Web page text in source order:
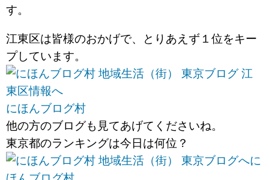
す。
江東区は皆様のおかげで、とりあえず１位をキー
プしています。
にほんブログ村
他の方のブログも見てあげてくださいね。
東京都のランキングは今日は何位？
に